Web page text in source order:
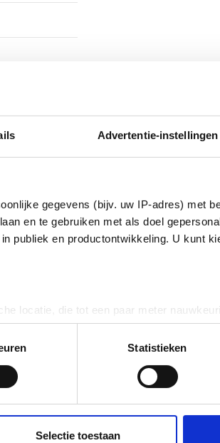
Advertentie-instellingen
gegevens (bijv. uw IP-adres) met
en te gebruiken met als doel
publiek en productontwikkeling. U kunt
locatie, die tot een paar meter
scannen op specifieke eigenschappen
worden verwerkt en stel uw voorkeuren in
in de Cookieverklaring.
over uw gebruik van onze site
deze gegevens combineren met
Statistieken
Selectie toestaan